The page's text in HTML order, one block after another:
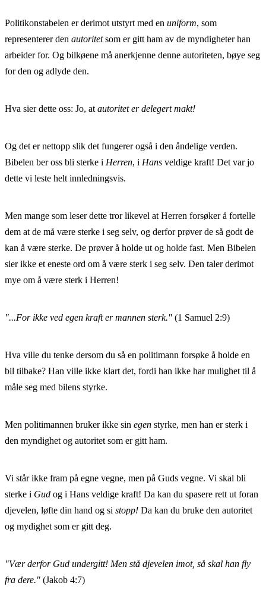
Politikonstabelen er derimot utstyrt med en uniform, som
representerer den autoritetsom er gitt ham av de myndigheter han
arbeider for. Og bilkøene må anerkjenne denne autoriteten, bøye seg
for den og adlyde den.
Hva sier dette oss: Jo, at autoritet er delegert makt!
Og det er nettopp slik det fungerer også i den åndelige verden.
Bibelen ber oss bli sterke i Herren, i Hans veldige kraft! Det var jo
dette vi leste helt innledningsvis.
Men mange som leser dette tror likevel at Herren forsøker å fortelle
dem at de må være sterke i seg selv, og derfor prøver de så godt de
kan å være sterke. De prøver å holde ut og holde fast. Men Bibelen
sier ikke et eneste ord om å være sterk i seg selv. Den taler derimot
mye om å være sterk i Herren!
"...For ikke ved egen kraft er mannen sterk." (1 Samuel 2:9)
Hva ville du tenke dersom du så en politimann forsøke å holde en
bil tilbake? Han ville ikke klart det, fordi han ikke har mulighet til å
måle seg med bilens styrke.
Men politimannen bruker ikke sin egen styrke, men han er sterk i
den myndighet og autoritet som er gitt ham.
Vi står ikke fram på egne vegne, men på Guds vegne. Vi skal bli
sterke i Gud og i Hans veldige kraft! Da kan du spasere rett ut foran
djevelen, løfte din hand og si stopp! Da kan du bruke den autoritet
og mydighet som er gitt deg.
"Vær derfor Gud undergitt! Men stå djevelen imot, så skal han fly
fra dere." (Jakob 4:7)